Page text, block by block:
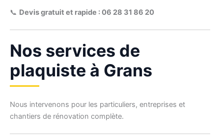
📞 Devis gratuit et rapide : 06 28 31 86 20
Nos services de
plaquiste à Grans
Nous intervenons pour les particuliers, entreprises et
chantiers de rénovation complète.